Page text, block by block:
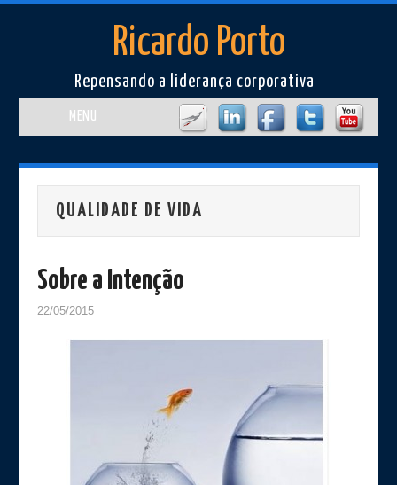
Ricardo Porto
Repensando a liderança corporativa
MENU
Perfil
Cursos e Eventos
Livros/Filmes
QUALIDADE DE VIDA
Sobre a Intenção
22/05/2015